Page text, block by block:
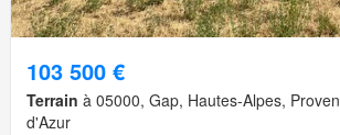
103 500 €
Terrain à 05000, Gap, Hautes-Alpes,
d'Azur